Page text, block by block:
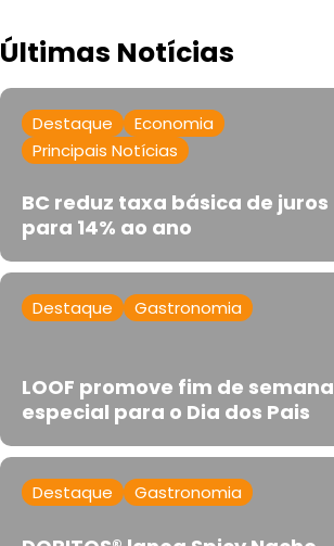
Últimas Notícias
Destaque
Economia
Principais Notícias
BC reduz taxa básica de juros
para 14% ao ano
Destaque Gastronomia
LOOF promove fim de semana
especial para o Dia dos Pais
Destaque Gastronomia